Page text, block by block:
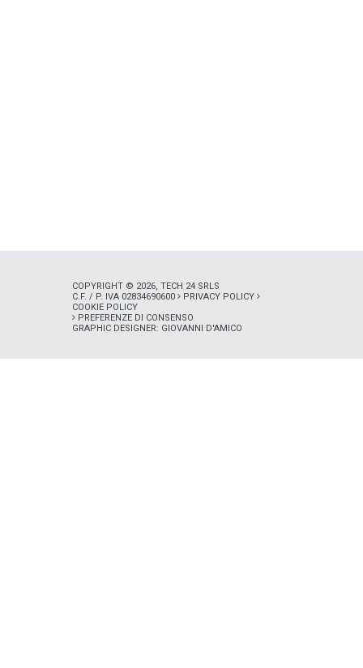
COPYRIGHT © 2026, TECH 24 SRLS
C.F. / P. IVA 02834690600
PRIVACY POLICY
COOKIE POLICY
PREFERENZE DI CONSENSO
GRAPHIC DESIGNER: GIOVANNI D'AMICO